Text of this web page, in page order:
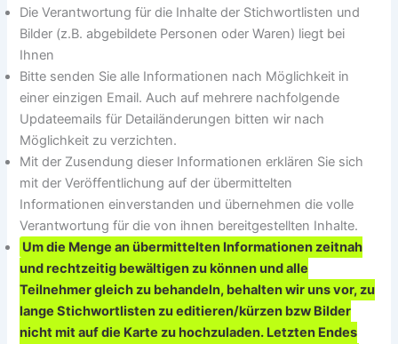
Die Verantwortung für die Inhalte der Stichwortlisten und
Bilder (z.B. abgebildete Personen oder Waren) liegt bei
Ihnen
Bitte senden Sie alle Informationen nach Möglichkeit in
einer einzigen Email. Auch auf mehrere nachfolgende
Updateemails für Detailänderungen bitten wir nach
Möglichkeit zu verzichten.
Mit der Zusendung dieser Informationen erklären Sie sich
mit der Veröffentlichung auf der übermittelten
Informationen einverstanden und übernehmen die volle
Verantwortung für die von ihnen bereitgestellten Inhalte.
Um die Menge an übermittelten Informationen zeitnah
und rechtzeitig bewältigen zu können und alle
Teilnehmer gleich zu behandeln, behalten wir uns vor, zu
lange Stichwortlisten zu editieren/kürzen bzw Bilder
nicht mit auf die Karte zu hochzuladen. Letzten Endes